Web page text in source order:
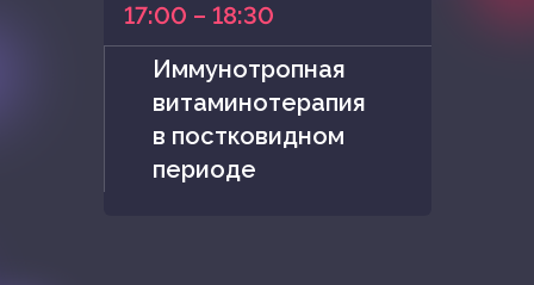
17:00 – 18:30
Иммунотропная
витаминотерапия
в постковидном
периоде